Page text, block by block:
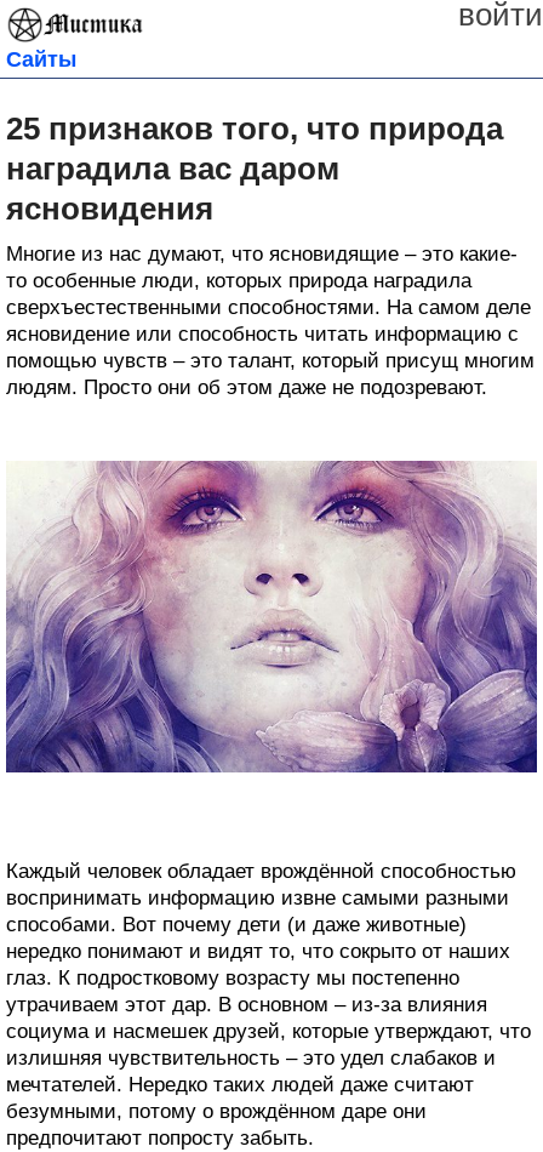
войти
Сайты
25 признаков того, что природа
наградила вас даром
ясновидения
Многие из нас думают, что ясновидящие – это какие-
то особенные люди, которых природа наградила
сверхъестественными способностями. На самом деле
ясновидение или способность читать информацию с
помощью чувств – это талант, который присущ многим
людям. Просто они об этом даже не подозревают.
Каждый человек обладает врождённой способностью
воспринимать информацию извне самыми разными
способами. Вот почему дети (и даже животные)
нередко понимают и видят то, что сокрыто от наших
глаз. К подростковому возрасту мы постепенно
утрачиваем этот дар. В основном – из-за влияния
социума и насмешек друзей, которые утверждают, что
излишняя чувствительность – это удел слабаков и
мечтателей. Нередко таких людей даже считают
безумными, потому о врождённом даре они
предпочитают попросту забыть.